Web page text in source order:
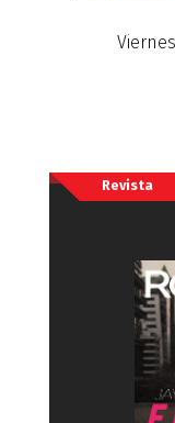
Revista